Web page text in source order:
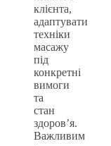
клієнта,
адаптувати
техніки
масажу
під
конкретні
вимоги
та
стан
здоров’я.
Важливим